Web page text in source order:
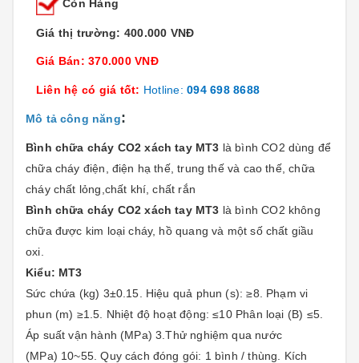
Còn Hàng
Giá thị trường: 400.000 VNĐ
Giá Bán: 370.000 VNĐ
Liên hệ có giá tốt: Hotline: 094 698 8688
Mô tả công năng:
Bình chữa cháy CO2 xách tay MT3 là bình CO2 dùng để
chữa cháy điện, điện hạ thế, trung thế và cao thế,chữa
cháy chất lỏng,chất khí, chất rắn
Bình chữa cháy CO2 xách tay MT3 là bình CO2 không
chữa được kim loại cháy, hồ quang và một số chất giầu
oxi.
Kiểu: MT3
Sức chứa (kg) 3±0.15. Hiệu quả phun (s): ≥8. Phạm vi
phun (m) ≥1.5. Nhiệt độ hoạt động: ≤10 Phân loại (B) ≤5.
Áp suất vận hành (MPa) 3.Thử nghiệm qua nước
(MPa) 10~55. Quy cách đóng gói: 1 bình / thùng. Kích